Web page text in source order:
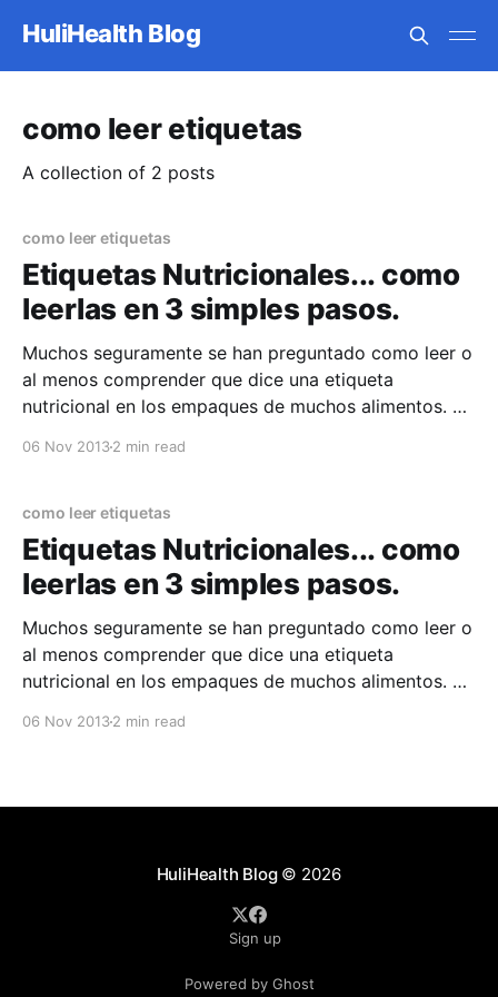
HuliHealth Blog
como leer etiquetas
A collection of 2 posts
como leer etiquetas
Etiquetas Nutricionales... como
leerlas en 3 simples pasos.
Muchos seguramente se han preguntado como leer o
al menos comprender que dice una etiqueta
nutricional en los empaques de muchos alimentos. Y
Etiqueta
06 Nov 20132 min read
como leer etiquetas
Etiquetas Nutricionales... como
leerlas en 3 simples pasos.
Muchos seguramente se han preguntado como leer o
al menos comprender que dice una etiqueta
nutricional en los empaques de muchos alimentos. Y
06 Nov 20132 min read
HuliHealth Blog© 2026
Sign up
Powered by Ghost